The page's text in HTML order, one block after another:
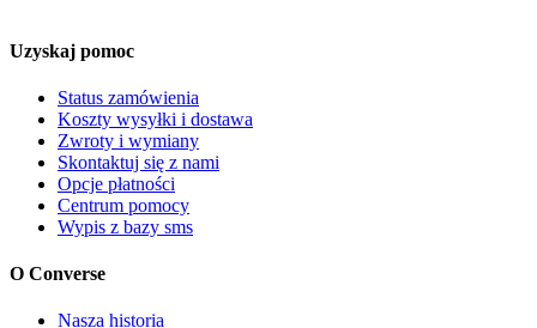
Uzyskaj pomoc
Status zamówienia
Koszty wysyłki i dostawa
Zwroty i wymiany
Skontaktuj się z nami
Opcje płatności
Centrum pomocy
Wypis z bazy sms
O Converse
Nasza historia